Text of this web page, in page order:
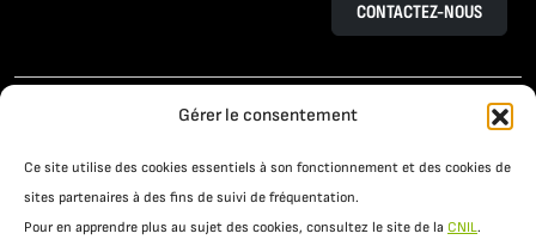
Gérer le consentement
Ce site utilise des cookies essentiels à son fonctionnement et des cookies de
sites partenaires à des fins de suivi de fréquentation.
Pour en apprendre plus au sujet des cookies, consultez le site de la CNIL.
CONTACTEZ-NOUS
L’AGROÉCOLOGIE
LE PROJET OSAÉ
PRATIQUES AGROÉCOLOGIQUES
RESSOURCES